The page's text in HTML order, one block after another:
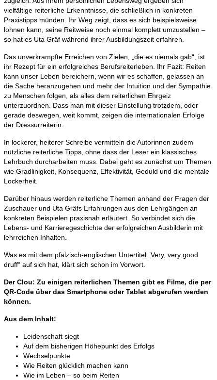
vielfältige reiterliche Erkenntnisse, die schließlich in konkreten
Praxistipps münden. Ihr Weg zeigt, dass es sich beispielsweise
lohnen kann, seine Reitweise noch einmal komplett umzustellen –
so hat es Uta Gräf während ihrer Ausbildungszeit erfahren.
Das unverkrampfte Erreichen von Zielen, „die es niemals gab“, ist
ihr Rezept für ein erfolgreiches Berufsreiterleben. Ihr Fazit: Reiten
kann unser Leben bereichern, wenn wir es schaffen, gelassen an
die Sache heranzugehen und mehr der Intuition und der Sympathie
zu Menschen folgen, als alles dem reiterlichen Ehrgeiz
unterzuordnen. Dass man mit dieser Einstellung trotzdem, oder
gerade deswegen, weit kommt, zeigen die internationalen Erfolge
der Dressurreiterin.
In lockerer, heiterer Schreibe vermitteln die Autorinnen zudem
nützliche reiterliche Tipps, ohne dass der Leser ein klassisches
Lehrbuch durcharbeiten muss. Dabei geht es zunächst um Themen
wie Gradlinigkeit, Konsequenz, Effektivität, Geduld und die mentale
Lockerheit.
Darüber hinaus werden reiterliche Themen anhand der Fragen der
Zuschauer und Uta Gräfs Erfahrungen aus den Lehrgängen an
konkreten Beispielen praxisnah erläutert. So verbindet sich die
Lebens- und Karrieregeschichte der erfolgreichen Ausbilderin mit
lehrreichen Inhalten.
Was es mit dem pfälzisch-englischen Untertitel „Very, very good
druff“ auf sich hat, klärt sich schon im Vorwort.
Der Clou: Zu einigen reiterlichen Themen gibt es Filme, die per
QR-Code über das Smartphone oder Tablet abgerufen werden
können.
Aus dem Inhalt:
Leidenschaft siegt
Auf dem bisherigen Höhepunkt des Erfolgs
Wechselpunkte
Wie Reiten glücklich machen kann
Wie im Leben – so beim Reiten